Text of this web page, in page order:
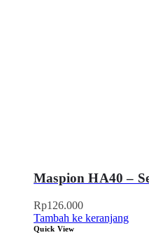
Maspion HA40 –
Rp126.000
Tambah ke keranjang
Quick View